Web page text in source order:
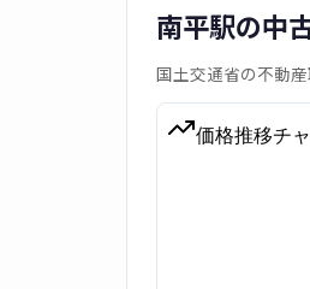
南平駅の中
国土交通省の不動